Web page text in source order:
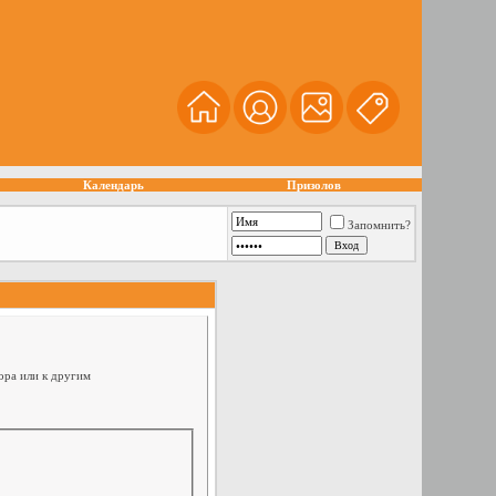
Календарь Призолов
Запомнить?
или к другим